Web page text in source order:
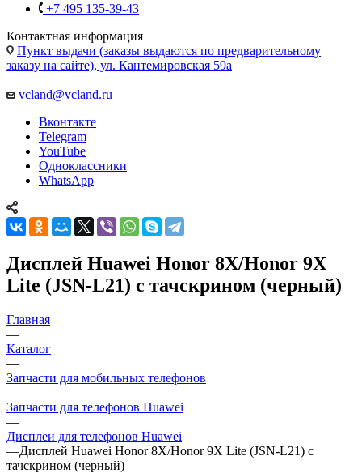
+7 495 135-39-43
Контактная информация
Пункт выдачи (заказы выдаются по предварительному
заказу на сайте), ул. Кантемировская 59а
vcland@vcland.ru
Вконтакте
Telegram
YouTube
Одноклассники
WhatsApp
Дисплей Huawei Honor 8X/Honor 9X
Lite (JSN-L21) c тачскрином (черный)
Главная
—
Каталог
—
Запчасти для мобильных телефонов
—
Запчасти для телефонов Huawei
—
Дисплеи для телефонов Huawei
—Дисплей Huawei Honor 8X/Honor 9X Lite (JSN-L21) c
тачскрином (черный)